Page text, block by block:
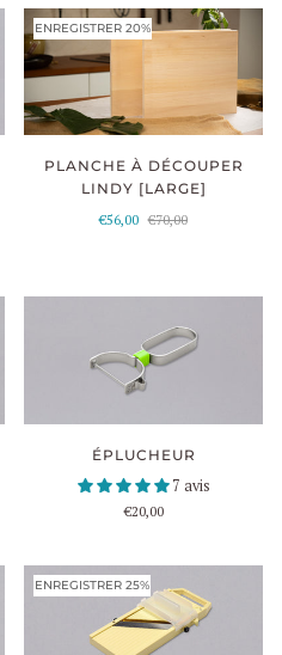
ENREGISTRER 20%
PLANCHE À DÉCOUPER
LINDY [LARGE]
€56,00 €70,00
ÉPLUCHEUR
7 avis
€20,00
ENREGISTRER 25%